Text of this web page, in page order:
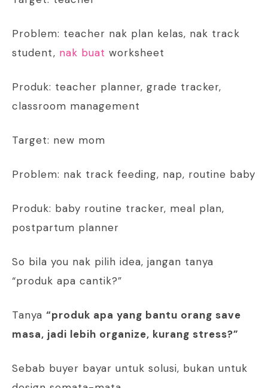
Problem: teacher nak plan kelas, nak track
student, nak buat worksheet
Produk: teacher planner, grade tracker,
classroom management
Target: new mom
Problem: nak track feeding, nap, routine baby
Produk: baby routine tracker, meal plan,
postpartum planner
So bila you nak pilih idea, jangan tanya
“produk apa cantik?”
Tanya “produk apa yang bantu orang save
masa, jadi lebih organize, kurang stress?”
Sebab buyer bayar untuk solusi, bukan untuk